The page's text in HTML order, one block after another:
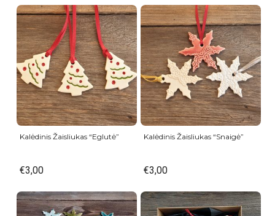
Kalėdinis Žaisliukas “Eglutė”
€3,00
Kalėdinis Žaisliukas “Snaigė”
€3,00